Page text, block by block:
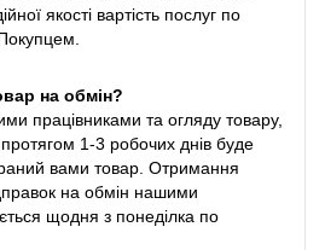
якості вартість послуг по
на обмін?
працівниками та огляду товару,
1-3 робочих днів буде
вами товар. Отримання
на обмін нашими
щодня з понеділка по